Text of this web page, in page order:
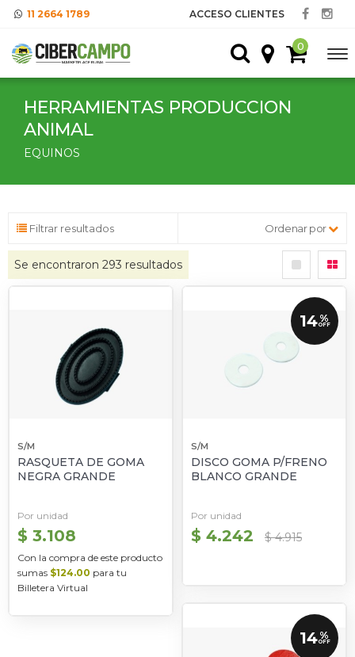
11 2664 1789 ACCESO CLIENTES
0
HERRAMIENTAS PRODUCCION
ANIMAL
EQUINOS
Filtrar resultados Ordenar por
Se encontraron 293 resultados
S/M
RASQUETA DE GOMA
NEGRA GRANDE
Por unidad
$ 3.108
Con la compra de este producto
sumas $124.00 para tu
Billetera Virtual
14 %
OFF
S/M
DISCO GOMA P/FRENO
BLANCO GRANDE
Por unidad
$ 4.242 $ 4.915
14 %
OFF